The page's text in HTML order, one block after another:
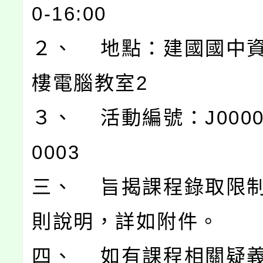
0-16:00
２、 地點：建國國中
樓電腦教室2
３、 活動編號：
0003
三、 旨揭課程錄取限
則說明，詳如附件。
四、 如有課程相關疑